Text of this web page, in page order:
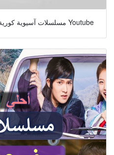
10 مسلسلات آسيوية كورية رجوع بالزمن 1 مع قصتهم Youtube